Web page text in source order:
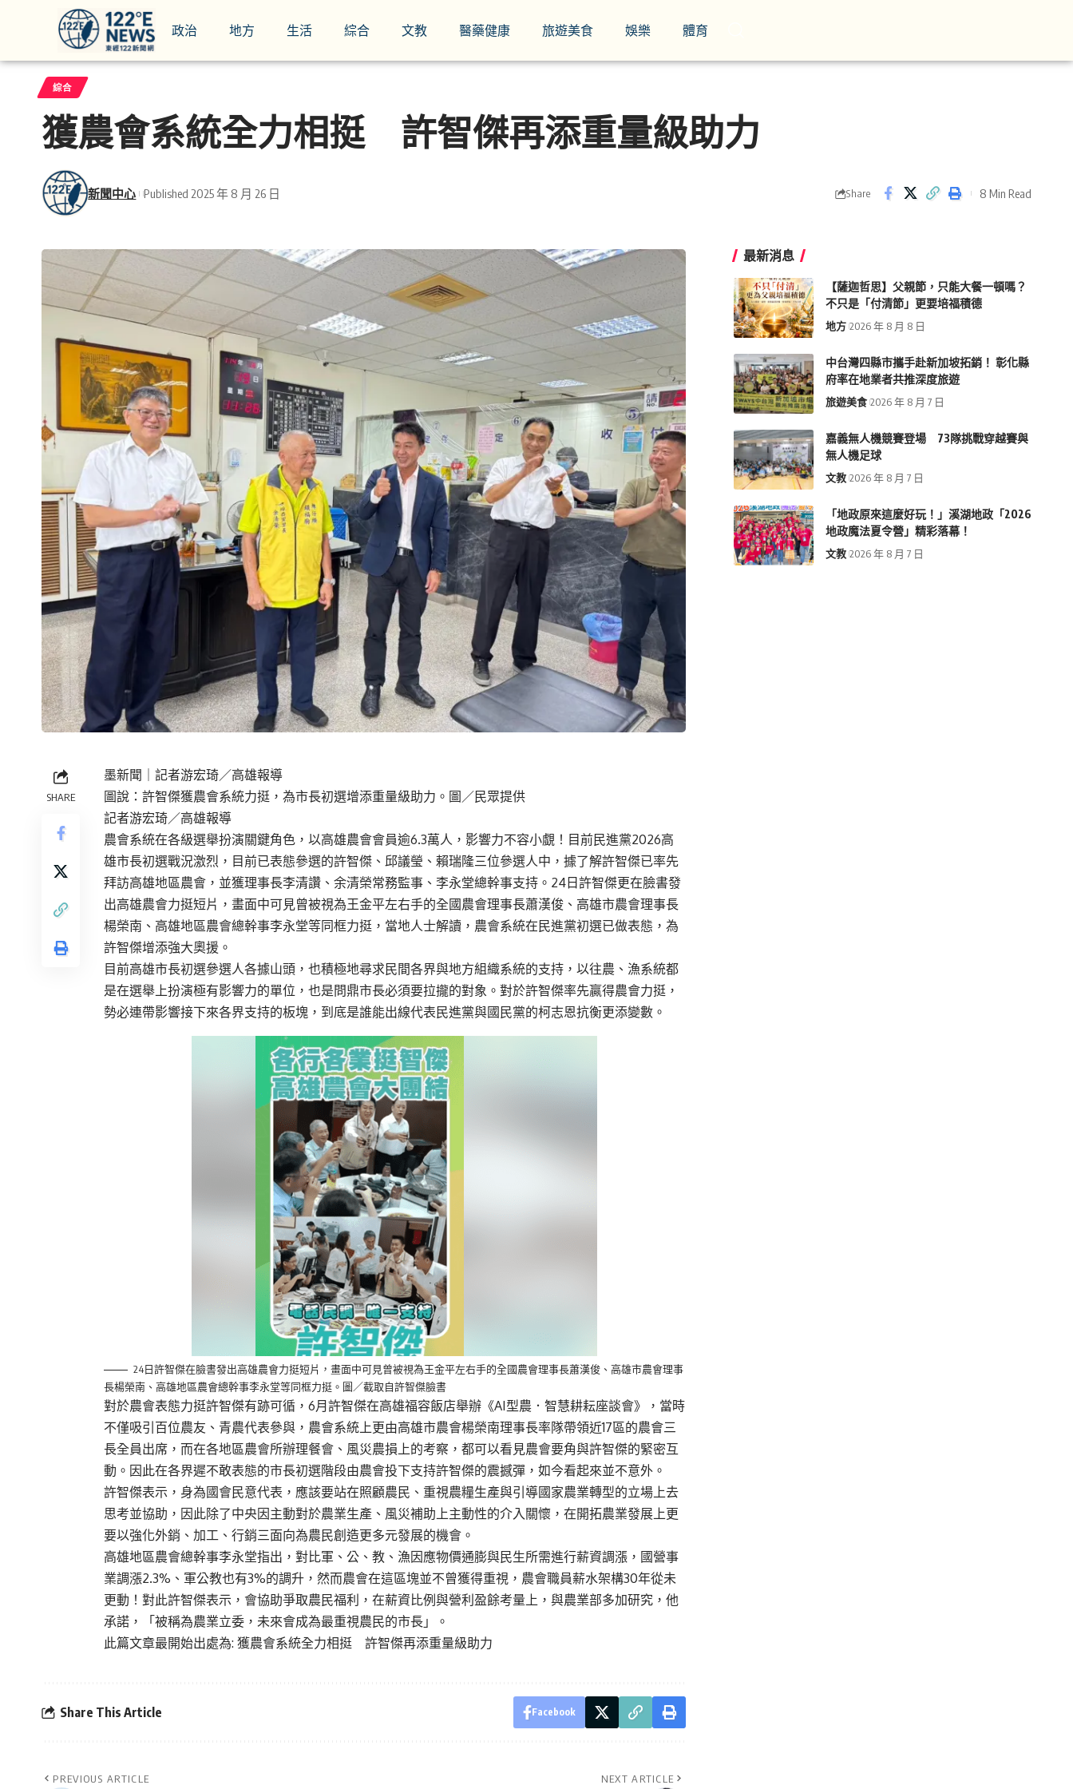
政治 地方 生活 綜合 文教 醫藥健康 旅遊美食 娛樂 體育
綜合
獲農會系統全力相挺 許智傑再添重量級助力
新聞中心 Published 2025 年 8 月 26 日 Share 8 Min Read
SHARE
墨新聞 ｜記者游宏琦／高雄報導
圖說：許智傑獲農會系統力挺，為市長初選增添重量級助力。圖／民眾提供
記者游宏琦／高雄報導
農會系統在各級選舉扮演關鍵角色，以高雄農會會員逾6.3萬人，影響力不容小覷！目前民進黨2026高
雄市長初選戰況激烈，目前已表態參選的許智傑、邱議瑩、賴瑞隆三位參選人中，據了解許智傑已率先
拜訪高雄地區農會，並獲理事長李清讚 、 余清榮常務監事、李永堂總幹事支持。24日許智傑更在臉書發
出高雄農會力挺短片，畫面中可見曾被視為王金平左右手的全國農會理事長蕭漢俊、高雄市農會理事長
楊榮南、高雄地區農會總幹事李永堂等同框力挺，當地人士解讀，農會系統在民進黨初選已做表態，為
許智傑增添強大奧援。
目前高雄市長初選參選人各據山頭，也積極地尋求民間各界與地方組織系統的支持，以往農、漁系統都
是在選舉上扮演極有影響力的單位，也是問鼎市長必須要拉攏的對象。對於許智傑率先贏得農會力挺，
勢必連帶影響接下來各界支持的板塊，到底是誰能出線代表民進黨與國民黨的柯志恩抗衡更添變數。
24日許智傑在臉書發出高雄農會力挺短片，畫面中可見曾被視為王金平左右手的全國農會理事長蕭漢俊、高雄市農會理事
長楊榮南、高雄地區農會總幹事李永堂等同框力挺。圖／截取自許智傑臉書
對於農會表態力挺許智傑有跡可循，6月許智傑在高雄福容飯店舉辦《AI型農．智慧耕耘座談會》，當時
不僅吸引百位農友、青農代表參與，農會系統上更由高雄市農會楊榮南理事長率隊帶領近17區的農會三
長全員出席，而在各地區農會所辦理餐會、風災農損上的考察，都可以看見農會要角與許智傑的緊密互
動。因此在各界遲不敢表態的市長初選階段由農會投下支持許智傑的震撼彈，如今看起來並不意外。
許智傑表示，身為國會民意代表，應該要站在照顧農民、重視農糧生產與引導國家農業轉型的立場上去
思考並協助，因此除了中央因主動對於農業生產、風災補助上主動性的介入關懷，在開拓農業發展上更
要以強化外銷、加工、行銷三面向為農民創造更多元發展的機會。
高雄地區農會總幹事李永堂指出，對比軍、公、教、漁因應物價通膨與民生所需進行薪資調漲，國營事
業調漲2.3%、軍公教也有3%的調升，然而農會在這區塊並不曾獲得重視，農會職員薪水架構30年從未
更動！對此許智傑表示，會協助爭取農民福利，在薪資比例與營利盈餘考量上，與農業部多加研究，他
承諾，「被稱為農業立委，未來會成為最重視農民的市長」。
此篇文章最開始出處為: 獲農會系統全力相挺 許智傑再添重量級助力
Share This Article Facebook
PREVIOUS ARTICLE NEXT ARTICLE
最新消息
【薩迦哲思】父親節，只能大餐一頓嗎？
不只是「付清節」更要培福積德
地方 2026 年 8 月 8 日
中台灣四縣市攜手赴新加坡拓銷！ 彰化縣
府率在地業者共推深度旅遊
旅遊美食 2026 年 8 月 7 日
嘉義無人機競賽登場 73隊挑戰穿越賽與
無人機足球
文教 2026 年 8 月 7 日
「地政原來這麼好玩！」溪湖地政「2026
地政魔法夏令營」精彩落幕！
文教 2026 年 8 月 7 日